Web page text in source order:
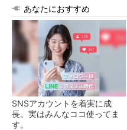
あなたにおすすめ
SNSアカウントを着実に成
長。実はみんなココ使ってま
す。